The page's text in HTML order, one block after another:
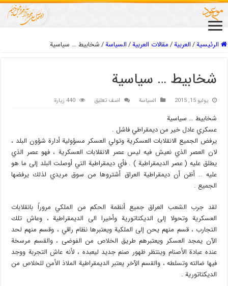
الرئيسية/العربیة/مقالات العربیة/السیاسة/شخابيط … سياسية
شخابيط … سياسية
يوليو 15, 2015 السیاسة اضف تعليق 440 زيارة
شخابيط … سياسية
عسكري عادل خير من ديمقراطي فاشل .
يرفض الجميع الانقلابات العسكرية وتولي العسكر مسؤولية أدارة شؤون البلد ،
لان العصر الذي نعيش فيه ليس عصر الانقلابات العسكرية ، فهو عصر الذي
يطلق عليه ( عصر الديمقراطية ) . فأي ديمقراطية التي أوصلت البلد إلى ما هو
عليه .. أظن أن ديمقراطية العراق أشتروها من سوق مريدي لذلك يرفضها
الجميع .
لقد جرب الشعب العراق جميع أنظمة الحكم من الملكي مروراً بانقلابات
العسكرية وتحولا إلى الديكتاتورية وأخيرا الى الديمقراطية ، وعاش تلك
التجارب ، قسم منهم يحن إلى الملكية ويعتبرها نظام راقي ، وقسم منهم لحد
الآن يمجد العسكر ويعتبرهم طريق الخلاص من الفوضى ، والقسم مرسخة
عنده عبادة الأصنام وينتظر ظهور صنم جديد ليعبده ، لأنه عاش التجربة ووجد
فيها ضالته وتسلطه ، والقسم الآخر يعتبر الديمقراطية الملاذ الأمن للخلاص من
الديكتاتورية .